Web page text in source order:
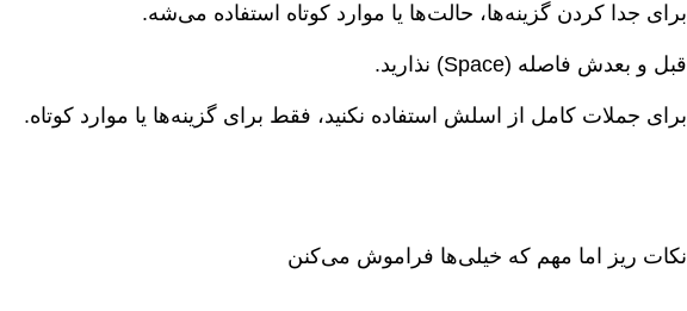
برای جدا کردن گزینه‌ها، حالت‌ها یا موارد کوتاه استفاده می‌شه.
قبل و بعدش فاصله (Space) نذارید.
برای جملات کامل از اسلش استفاده نکنید، فقط برای گزینه‌ها یا موارد کوتاه.
نکات ریز اما مهم که خیلی‌ها فراموش می‌کنن